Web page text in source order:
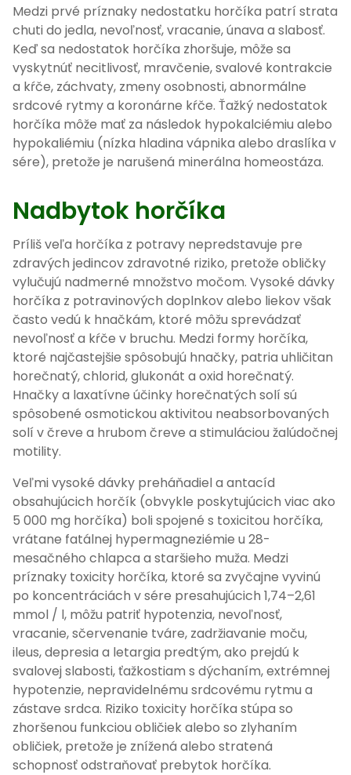
Medzi prvé príznaky nedostatku horčíka patrí strata
chuti do jedla, nevoľnosť, vracanie, únava a slabosť.
Keď sa nedostatok horčíka zhoršuje, môže sa
vyskytnúť necitlivosť, mravčenie, svalové kontrakcie
a kŕče, záchvaty, zmeny osobnosti, abnormálne
srdcové rytmy a koronárne kŕče. Ťažký nedostatok
horčíka môže mať za následok hypokalciémiu alebo
hypokaliémiu (nízka hladina vápnika alebo draslíka v
sére), pretože je narušená minerálna homeostáza.
Nadbytok horčíka
Príliš veľa horčíka z potravy nepredstavuje pre
zdravých jedincov zdravotné riziko, pretože obličky
vylučujú nadmerné množstvo močom. Vysoké dávky
horčíka z potravinových doplnkov alebo liekov však
často vedú k hnačkám, ktoré môžu sprevádzať
nevoľnosť a kŕče v bruchu. Medzi formy horčíka,
ktoré najčastejšie spôsobujú hnačky, patria uhličitan
horečnatý, chlorid, glukonát a oxid horečnatý.
Hnačky a laxatívne účinky horečnatých solí sú
spôsobené osmotickou aktivitou neabsorbovaných
solí v čreve a hrubom čreve a stimuláciou žalúdočnej
motility.
Veľmi vysoké dávky preháňadiel a antacíd
obsahujúcich horčík (obvykle poskytujúcich viac ako
5 000 mg horčíka) boli spojené s toxicitou horčíka,
vrátane fatálnej hypermagneziémie u 28-
mesačného chlapca a staršieho muža. Medzi
príznaky toxicity horčíka, ktoré sa zvyčajne vyvinú
po koncentráciách v sére presahujúcich 1,74–2,61
mmol / l, môžu patriť hypotenzia, nevoľnosť,
vracanie, sčervenanie tváre, zadržiavanie moču,
ileus, depresia a letargia predtým, ako prejdú k
svalovej slabosti, ťažkostiam s dýchaním, extrémnej
hypotenzie, nepravidelnému srdcovému rytmu a
zástave srdca. Riziko toxicity horčíka stúpa so
zhoršenou funkciou obličiek alebo so zlyhaním
obličiek, pretože je znížená alebo stratená
schopnosť odstraňovať prebytok horčíka.